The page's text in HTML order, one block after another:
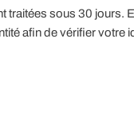
traitées sous 30
afin de vérifier votre